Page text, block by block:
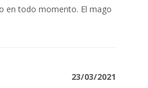
en todo momento. El mago
23/03/2021